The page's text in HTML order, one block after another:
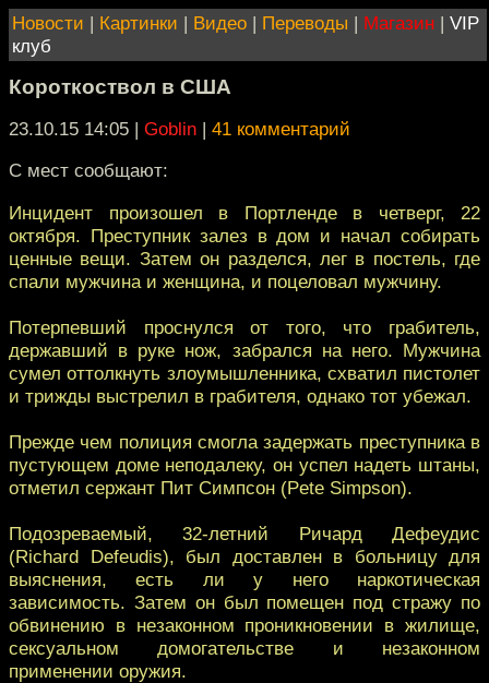
Новости | Картинки | Видео | Переводы | Магазин | VIP
клуб
Короткоствол в США
23.10.15 14:05 | Goblin | 41 комментарий
С мест сообщают:
Инцидент произошел в Портленде в четверг, 22
октября. Преступник залез в дом и начал собирать
ценные вещи. Затем он разделся, лег в постель, где
спали мужчина и женщина, и поцеловал мужчину.
Потерпевший проснулся от того, что грабитель,
державший в руке нож, забрался на него. Мужчина
сумел оттолкнуть злоумышленника, схватил пистолет
и трижды выстрелил в грабителя, однако тот убежал.
Прежде чем полиция смогла задержать преступника в
пустующем доме неподалеку, он успел надеть штаны,
отметил сержант Пит Симпсон (Pete Simpson).
Подозреваемый, 32-летний Ричард Дефеудис
(Richard Defeudis), был доставлен в больницу для
выяснения, есть ли у него наркотическая
зависимость. Затем он был помещен под стражу по
обвинению в незаконном проникновении в жилище,
сексуальном домогательстве и незаконном
применении оружия.